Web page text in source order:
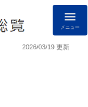
メニュー
2026/03/19 更新